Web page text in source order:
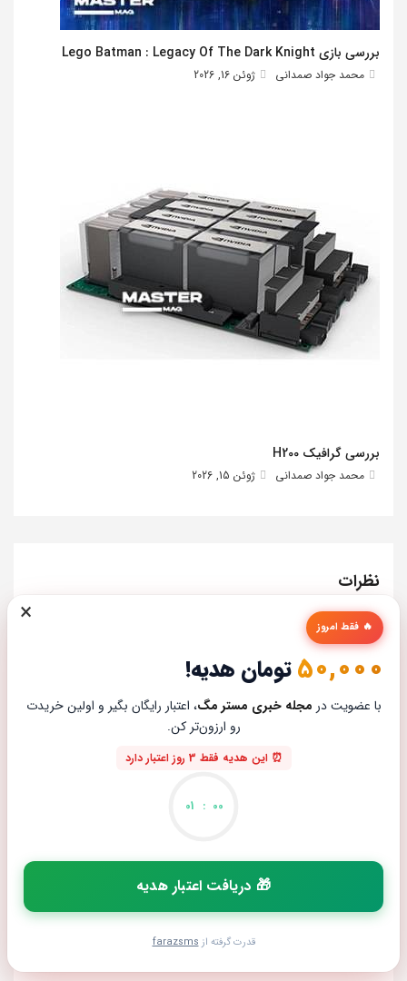
بررسی بازی Lego Batman : Legacy Of The Dark Knight
محمد جواد صمدانی ژوئن 16, 2026
بررسی گرافیک H200
محمد جواد صمدانی ژوئن 15, 2026
نظرات
بررسی موبایل رنسو مدل Nep N11
نادرخیری بناب
راهنمای معماهای بازی Silent Hill 2 Remake
پیام کریمی
راهنمای معماهای بازی Silent Hill 2 Remake
پیام کریمی 22 نوامبر 2025
راهنمای معماهای بازی Silent Hill 2 Remake
× 🔥 فقط امروز
50,000تومان هدیه!
با عضویت در مجله خبری مستر مگ، اعتبار رایگان بگیر و اولین خریدت
رو ارزون‌تر کن.
⏰ این هدیه فقط 3 روز اعتبار دارد
00
:
01
🎁 دریافت اعتبار هدیه
قدرت گرفته ازfarazsms